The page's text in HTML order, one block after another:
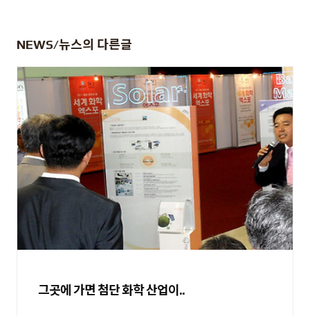
NEWS/뉴스의 다른글
그곳에 가면 첨단 화학 산업이..